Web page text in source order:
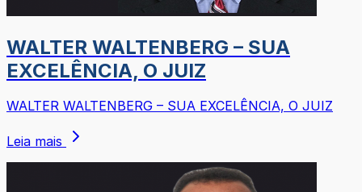
WALTER WALTENBERG – SUA
EXCELÊNCIA, O JUIZ
WALTER WALTENBERG – SUA EXCELÊNCIA, O JUIZ
Leia mais